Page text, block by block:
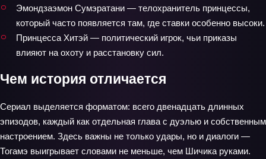
Эмондзаэмон Сумэратани — телохранитель принцессы,
который часто появляется там, где ставки особенно высоки.
Принцесса Хитэй — политический игрок, чьи приказы
влияют на охоту и расстановку сил.
Чем история отличается
Сериал выделяется форматом: всего двенадцать длинных
эпизодов, каждый как отдельная глава с дуэлью и собственным
настроением. Здесь важны не только удары, но и диалоги —
Тогамэ выигрывает словами не меньше, чем Шичика руками.